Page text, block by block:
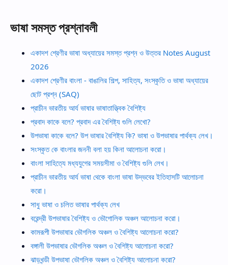
ভাষা সমস্ত প্রশ্নাবলী
একাদশ শ্রেণীর ভাষা অধ্যায়ের সমস্ত প্রশ্ন ও উত্তর Notes August
2026
একাদশ শ্রেণীর বাংলা - বাঙালির শিল্প, সাহিত্য, সংস্কৃতি ও ভাষা অধ্যায়ের
ছোট প্রশ্ন (SAQ)
প্রাচীন ভারতীয় আর্য ভাষার ভাষাতাত্ত্বিক বৈশিষ্ট্য
প্রবাদ কাকে বলে? প্রবাদ এর বৈশিষ্ট্য গুলি লেখো?
উপভাষা কাকে বলে? উপ ভাষার বৈশিষ্ট্য কি? ভাষা ও উপভাষার পার্থক্য লেখ।
সংস্কৃত কে বাংলার জননী বলা হয় কিনা আলোচনা করো।
বাংলা সাহিত্যে মধ্যযুগের সময়সীমা ও বৈশিষ্ট্য গুলি লেখ।
প্রাচীন ভারতীয় আর্য ভাষা থেকে বাংলা ভাষা উদ্ভবের ইতিহাসটি আলোচনা
করো।
সাধু ভাষা ও চলিত ভাষার পার্থক্য লেখ
বরেন্দ্রী উপভাষার বৈশিষ্ট্য ও ভৌগোলিক অঞ্চল আলোচনা করো।
কামরূপী উপভাষার ভৌগলিক অঞ্চল ও বৈশিষ্ট্য আলোচনা করো?
বঙ্গালী উপভাষার ভৌগলিক অঞ্চল ও বৈশিষ্ট্য আলোচনা করো?
ঝাড়খন্ডী উপভাষা ভৌগলিক অঞ্চল ও বৈশিষ্ট্য আলোচনা করো?